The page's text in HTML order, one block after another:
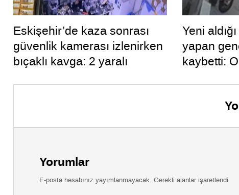
Eskişehir’de kaza sonrası
güvenlik kamerası izlenirken
bıçaklı kavga: 2 yaralı
Yeni
yapan
kaybetti:
Yorumlar
E-posta hesabınız yayımlanmayacak. Gerekli alanlar işaretlendi